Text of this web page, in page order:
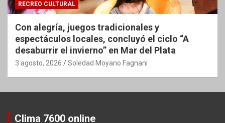
RECREO CULTURAL
Con alegría, juegos tradicionales y
espectáculos locales, concluyó el ciclo “A
desaburrir el invierno” en Mar del Plata
3 agosto, 2026 Soledad Moyano Fagnani
Clima 7600 online